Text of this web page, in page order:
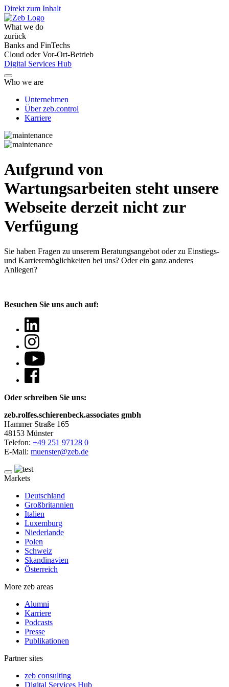
Direkt zum Inhalt
What we do
zurück
Banks and FinTechs
Cloud oder Vor-Ort-Betrieb
Digital Services Hub
Who we are
Unternehmen
Über zeb.control
Karriere
Aufgrund von
Wartungsarbeiten steht unsere
Webseite derzeit nicht zur
Verfügung
Sie haben Fragen zu unserem Beratungsangebot oder zu Einstiegs-
und Karrieremöglichkeiten bei uns? Oder ein ganz anderes
Anliegen?
Besuchen Sie uns auch auf:
Oder schreiben Sie uns:
zeb.rolfes.schierenbeck.associates gmbh
Hammer Straße 165
48153 Münster
Telefon: +49 251 97128 0
E-Mail: muenster@zeb.de
Markets
Deutschland
Großbritannien
Italien
Luxemburg
Niederlande
Polen
Schweiz
Skandinavien
Österreich
More zeb areas
Alumni
Karriere
Podcasts
Presse
Publikationen
Partner sites
zeb consulting
Digital Services Hub